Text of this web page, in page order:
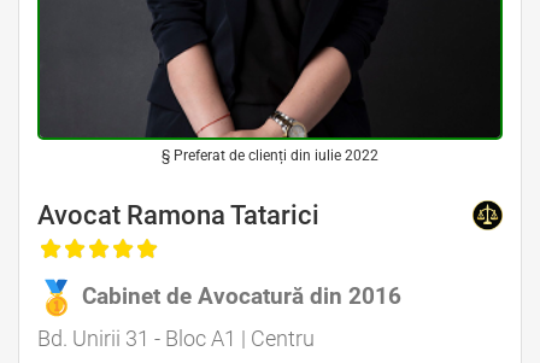
§ Preferat de clienți din iulie 2022
Avocat Ramona Tatarici
Cabinet de Avocatură din 2016
Bd. Unirii 31 - Bloc A1 | Centru